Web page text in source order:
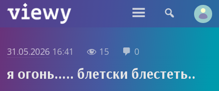
 
31.05.2026 16:41  15  0
я огонь….. блетски блестеть..